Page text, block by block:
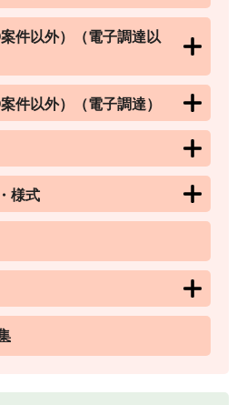
件以外）（電子調達以
件以外）（電子調達）
様式